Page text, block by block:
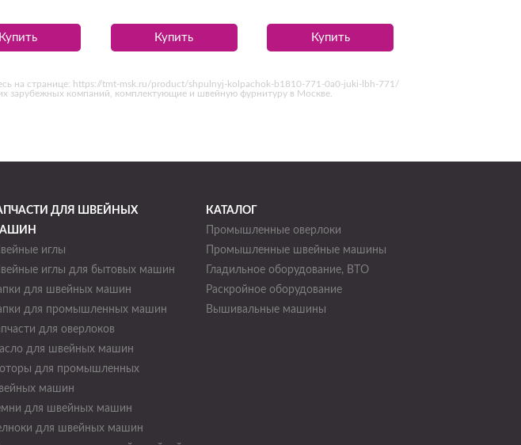
Купить Купить Купить
на странице: https://tmt-msk.ru/product/shpulnyj-kolpachok-b1810-771-0a0-juki-lbh-771/
зарубежных компаний, комплектующие и швейную фурнитуру в Москве.
ДЛЯ ШВЕЙНЫХ
иглы
иглы для бытовых машин
для швейных машин
для промышленных машин
для оверлоков
для швейных машин
для промышленных
машин
для швейных машин
для швейных машин
КАТАЛОГ
Промышленные оверлоки
Промышленные швейные машины
Гладильное оборудование, ВТО
Раскройное оборудование
Вышивальные машины